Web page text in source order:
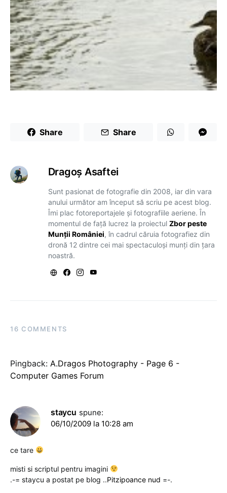
Share Share
Dragoş Asaftei
Sunt pasionat de fotografie din 2008, iar din vara
anului următor am început să scriu pe acest blog.
Îmi plac fotoreportajele și fotografiile aeriene. În
momentul de față lucrez la proiectul Zbor peste
Munții României, în cadrul căruia fotografiez din
dronă 12 dintre cei mai spectaculoși munți din țara
noastră.
16 COMMENTS
Pingback: A.Dragos Photography - Page 6 -
Computer Games Forum
staycu spune:
06/10/2009 la 10:28 am
ce tare
misti si scriptul pentru imagini
.-= staycu a postat pe blog ..Pitzipoance nud =-.